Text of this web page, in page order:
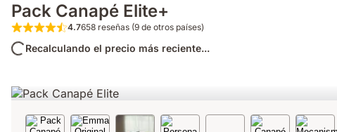
Pack Canapé Elite+
4.7 de 5 estrellas 658 reseñas (9 de otros países)
4.7658 reseñas (9 de otros países)
Recalculando el precio más reciente...